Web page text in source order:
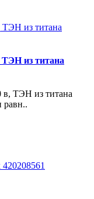
ТЭН из титана
в, ТЭН из титана
равн..